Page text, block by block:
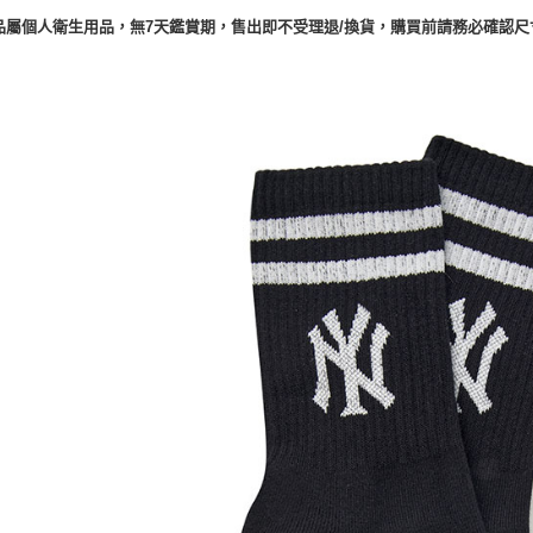
屬個人衛生用品，無7天鑑賞期，售出即不受理退/換貨，購買前請務必確認